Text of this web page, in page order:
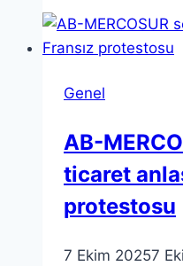
mi
Yoksa
Genel
AB-
ticaret
protestosu
7 Ekim 20257